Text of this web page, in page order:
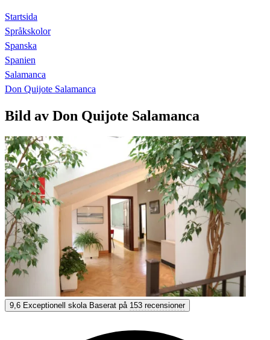
Startsida
Språkskolor
Spanska
Spanien
Salamanca
Don Quijote Salamanca
Bild av Don Quijote Salamanca
Don Quijote Salamanca
9,6 Exceptionell Baserat på 153 recensioner
Få personlig rådgivning
9,6 Exceptionell skola Baserat på 153 recensioner